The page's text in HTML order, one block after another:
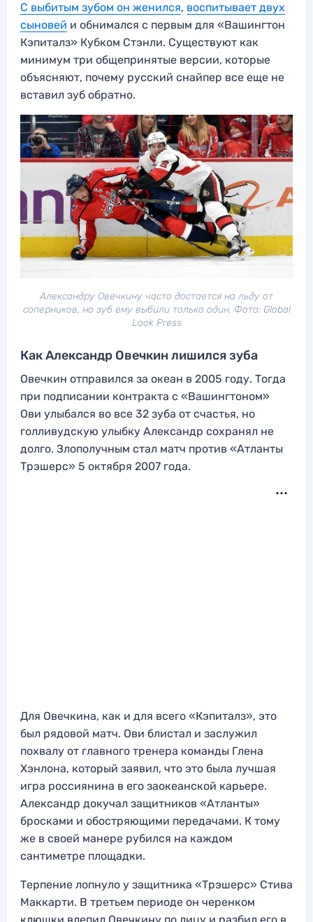
С выбитым зубом он женился, воспитывает двух
сыновей и обнимался с первым для «Вашингтон
Кэпиталз» Кубком Стэнли. Существуют как
минимум три общепринятые версии, которые
объясняют, почему русский снайпер все еще не
вставил зуб обратно.
Александру Овечкину часто достается на льду от
соперников, но зуб ему выбили только один. Фото: Global
Look Press
Как Александр Овечкин лишился зуба
Овечкин отправился за океан в 2005 году. Тогда
при подписании контракта с «Вашингтоном»
Ови улыбался во все 32 зуба от счастья, но
голливудскую улыбку Александр сохранял не
долго. Злополучным стал матч против «Атланты
Трэшерс» 5 октября 2007 года.
Для Овечкина, как и для всего «Кэпиталз», это
был рядовой матч. Ови блистал и заслужил
похвалу от главного тренера команды Глена
Хэнлона, который заявил, что это была лучшая
игра россиянина в его заокеанской карьере.
Александр докучал защитников «Атланты»
бросками и обостряющими передачами. К тому
же в своей манере рубился на каждом
сантиметре площадки.
Терпение лопнуло у защитника «Трэшерс» Стива
Маккарти. В третьем периоде он черенком